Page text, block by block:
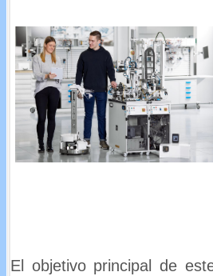
El objetivo principal de